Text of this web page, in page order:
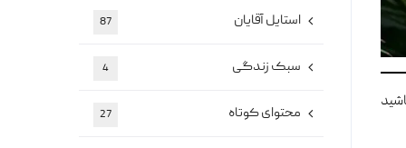
استایل آقایان 87
سبک زندگی 4
محتوای کوتاه 27